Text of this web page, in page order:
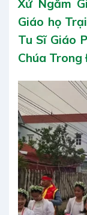
Xứ Ngăm
Giáo họ
Tu Sĩ Giáo
Chúa Trong